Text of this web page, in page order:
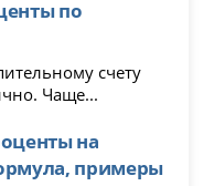
по
счету
Чаще...
на
примеры